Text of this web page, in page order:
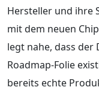
Hersteller und ihre
mit dem neuen
legt nahe, dass der
Roadmap-Folie
bereits echte